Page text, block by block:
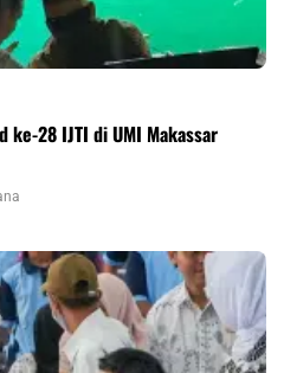
ke-28 IJTI di UMI Makassar